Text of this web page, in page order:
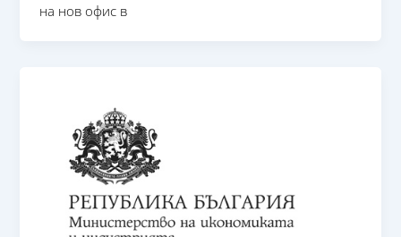
на нов офис в